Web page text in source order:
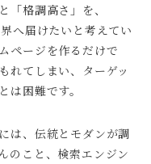
「格調高さ」を、
へ届けたいと考えてい
ページを作るだけで
れてしまい、ターゲッ
は困難です。
は、伝統とモダンが調
のこと、検索エンジン